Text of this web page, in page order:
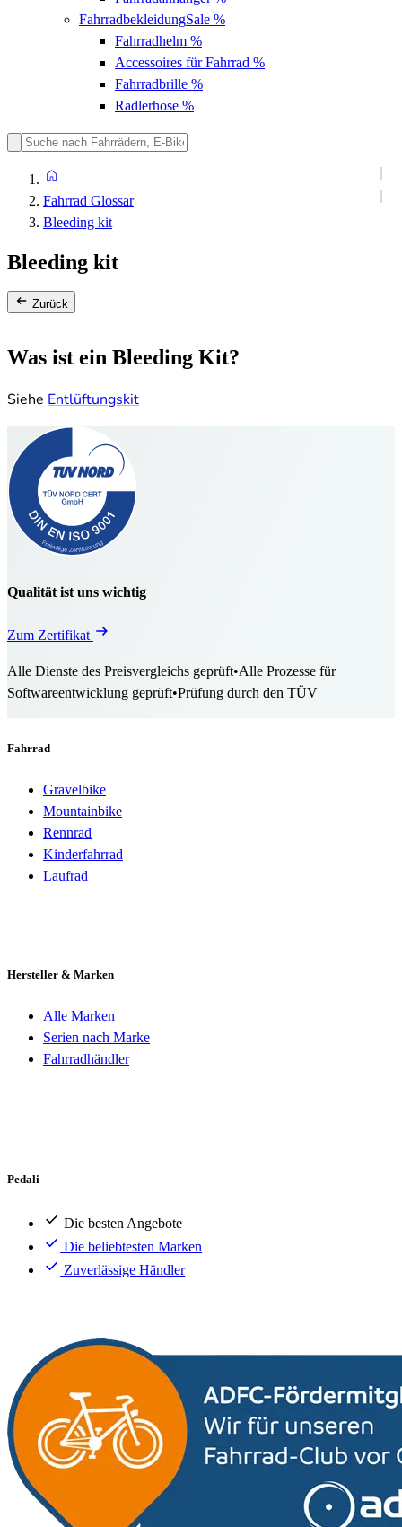
FahrradbekleidungSale %
Fahrradhelm %
Accessoires für Fahrrad %
Fahrradbrille %
Radlerhose %
Fahrrad Glossar
Bleeding kit
Bleeding kit
Zurück
Was ist ein Bleeding Kit?
Siehe Entlüftungskit
Qualität ist uns wichtig
Zum Zertifikat
Alle Dienste des Preisvergleichs geprüft•Alle Prozesse für
Softwareentwicklung geprüft•Prüfung durch den TÜV
Fahrrad
Gravelbike
Mountainbike
Rennrad
Kinderfahrrad
Laufrad
Hersteller & Marken
Alle Marken
Serien nach Marke
Fahrradhändler
Pedali
Die besten Angebote
Die beliebtesten Marken
Zuverlässige Händler